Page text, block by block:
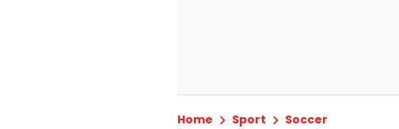
Home Sport Soccer